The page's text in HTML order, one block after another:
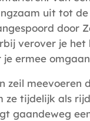
uit tot
door
verover je het
je ermee
zeil meevoeren
ze tijdelijk als
gaandeweg